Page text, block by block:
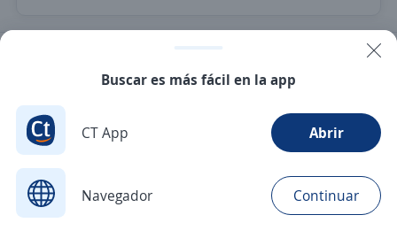
Avísame
Buscar es más fácil en la app
CT App Abrir
Navegador Continuar